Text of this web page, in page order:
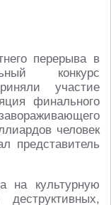
перерыва в
конкурс
участие
финального
человек
представитель
на культурную